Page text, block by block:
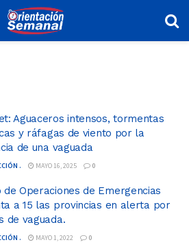
Aguaceros intensos, tormentas
y ráfagas de viento por la
de una vaguada
. MAYO 16, 2025 0
de Operaciones de Emergencias
a 15 las provincias en alerta por
de vaguada.
. MAYO 1, 2022 0